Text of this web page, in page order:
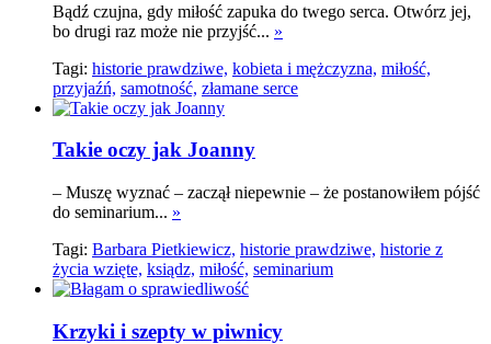
Bądź czujna, gdy miłość zapuka do twego serca. Otwórz jej,
bo drugi raz może nie przyjść... »
Tagi: historie prawdziwe, kobieta i mężczyzna, miłość,
przyjaźń, samotność, złamane serce
Takie oczy jak Joanny
– Muszę wyznać – zaczął niepewnie – że postanowiłem pójść
do seminarium... »
Tagi: Barbara Pietkiewicz, historie prawdziwe, historie z
życia wzięte, ksiądz, miłość, seminarium
Krzyki i szepty w piwnicy